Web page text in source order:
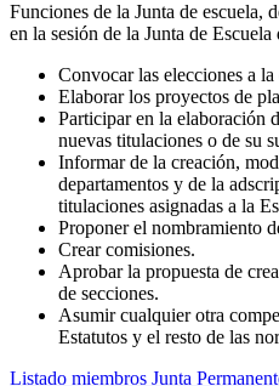
Funciones de la Junta de escuela,
en la sesión de la Junta de
Convocar las elecciones a
Elaborar los proyectos de
Participar en la elaboración
nuevas titulaciones o de su
Informar de la creación,
departamentos y de la
titulaciones asignadas a la
Proponer el nombramiento
Crear comisiones.
Aprobar la propuesta de
de secciones.
Asumir cualquier otra
Estatutos y el resto de las
Listado miembros Junta